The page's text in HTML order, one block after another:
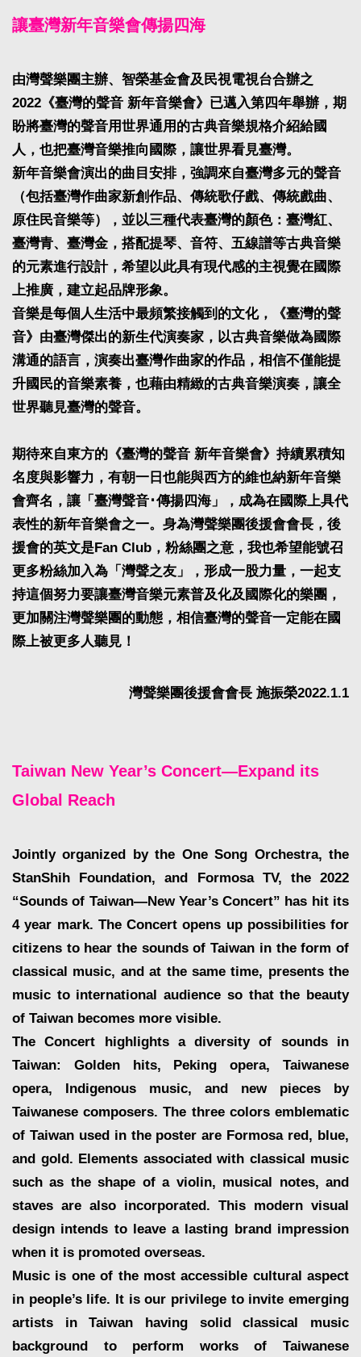
讓臺灣新年音樂會傳揚四海
由灣聲樂團主辦、智榮基金會及民視電視台合辦之
2022《臺灣的聲音 新年音樂會》已邁入第四年舉辦，期
盼將臺灣的聲音用世界通用的古典音樂規格介紹給國
人，也把臺灣音樂推向國際，讓世界看見臺灣。
新年音樂會演出的曲目安排，強調來自臺灣多元的聲音
（包括臺灣作曲家新創作品、傳統歌仔戲、傳統戲曲、
原住民音樂等），並以三種代表臺灣的顏色：臺灣紅、
臺灣青、臺灣金，搭配提琴、音符、五線譜等古典音樂
的元素進行設計，希望以此具有現代感的主視覺在國際
上推廣，建立起品牌形象。
音樂是每個人生活中最頻繁接觸到的文化，《臺灣的聲
音》由臺灣傑出的新生代演奏家，以古典音樂做為國際
溝通的語言，演奏出臺灣作曲家的作品，相信不僅能提
升國民的音樂素養，也藉由精緻的古典音樂演奏，讓全
世界聽見臺灣的聲音。
期待來自東方的《臺灣的聲音 新年音樂會》持續累積知
名度與影響力，有朝一日也能與西方的維也納新年音樂
會齊名，讓「臺灣聲音･傳揚四海」，成為在國際上具代
表性的新年音樂會之一。身為灣聲樂團後援會會長，後
援會的英文是Fan Club，粉絲團之意，我也希望能號召
更多粉絲加入為「灣聲之友」，形成一股力量，一起支
持這個努力要讓臺灣音樂元素普及化及國際化的樂團，
更加關注灣聲樂團的動態，相信臺灣的聲音一定能在國
際上被更多人聽見！
灣聲樂團後援會會長 施振榮2022.1.1
Taiwan New Year’s Concert—Expand its
Global Reach
Jointly organized by the One Song Orchestra, the
StanShih Foundation, and Formosa TV, the 2022
“Sounds of Taiwan—New Year’s Concert” has hit its
4 year mark. The Concert opens up possibilities for
citizens to hear the sounds of Taiwan in the form of
classical music, and at the same time, presents the
music to international audience so that the beauty
of Taiwan becomes more visible.
The Concert highlights a diversity of sounds in
Taiwan: Golden hits, Peking opera, Taiwanese
opera, Indigenous music, and new pieces by
Taiwanese composers. The three colors emblematic
of Taiwan used in the poster are Formosa red, blue,
and gold. Elements associated with classical music
such as the shape of a violin, musical notes, and
staves are also incorporated. This modern visual
design intends to leave a lasting brand impression
when it is promoted overseas.
Music is one of the most accessible cultural aspect
in people’s life. It is our privilege to invite emerging
artists in Taiwan having solid classical music
background to perform works of Taiwanese